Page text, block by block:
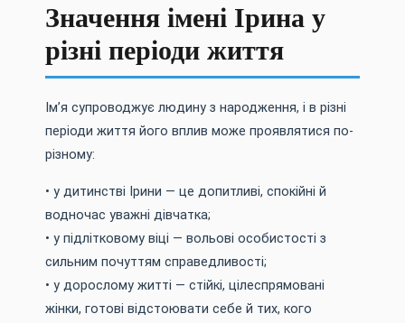
Значення імені Ірина у
різні періоди життя
Ім’я супроводжує людину з народження, і в різні
періоди життя його вплив може проявлятися по-
різному:
• у дитинстві Ірини — це допитливі, спокійні й
водночас уважні дівчатка;
• у підлітковому віці — вольові особистості з
сильним почуттям справедливості;
• у дорослому житті — стійкі, цілеспрямовані
жінки, готові відстоювати себе й тих, кого